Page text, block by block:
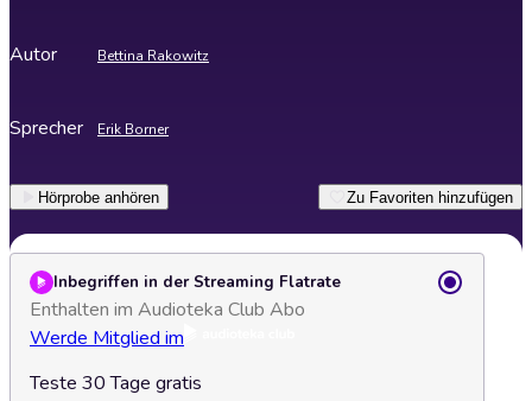
Autor Bettina Rakowitz
Sprecher Erik Borner
Hörprobe anhören Zu Favoriten hinzufügen
Inbegriffen in der Streaming Flatrate
Enthalten im Audioteka Club Abo
Werde Mitglied im
Teste 30 Tage gratis